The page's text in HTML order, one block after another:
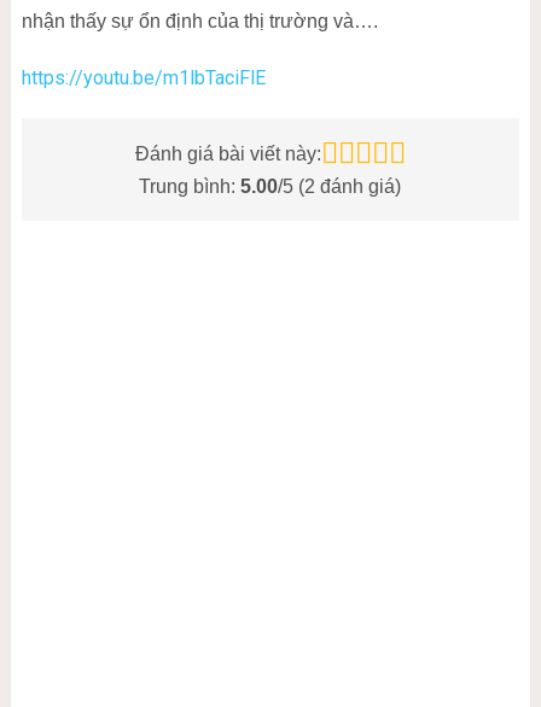
nhận thấy sự ổn định của thị trường và….
https://youtu.be/m1lbTaciFlE
Đánh giá bài viết này:
Trung bình:5.00/5 (2 đánh giá)